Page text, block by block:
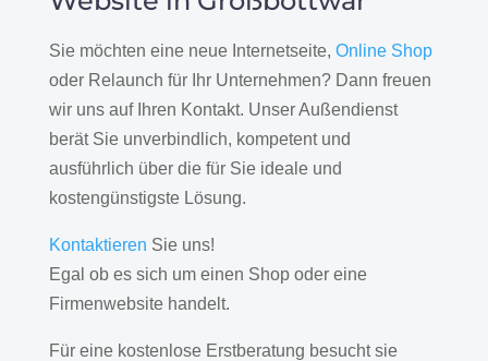
Sie möchten eine neue Internetseite, Online Shop
oder Relaunch für Ihr Unternehmen? Dann freuen
wir uns auf Ihren Kontakt. Unser Außendienst
berät Sie unverbindlich, kompetent und
ausführlich über die für Sie ideale und
kostengünstigste Lösung.
Kontaktieren Sie uns!
Egal ob es sich um einen Shop oder eine
Firmenwebsite handelt.
Für eine kostenlose Erstberatung besucht sie